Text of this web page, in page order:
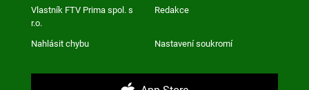
Vlastník FTV Prima spol. s
r.o.
Redakce
Nahlásit chybu Nastavení soukromí